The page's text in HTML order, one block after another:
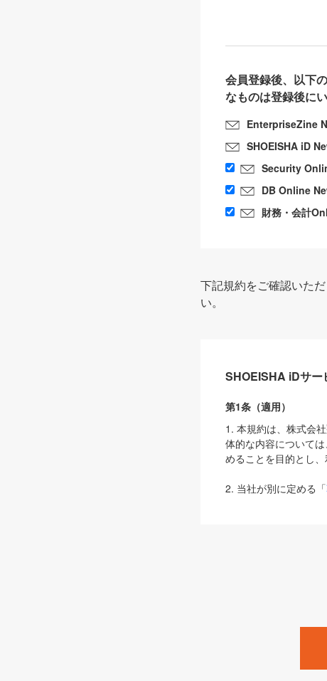
会員登録後、以下
なものは登録後に
EnterpriseZine
SHOEISHA iD
Security
DB Online
財務・会計
下記規約をご確認いた
い。
SHOEISHA iDサー
第1条（適用）
1. 本規約は、株式会
体的な内容について
めることを目的とし
2. 当社が別に定める「
は、本規約の規定が
1. 「本サービス」と
みます）及びこれら
「SEBook」「